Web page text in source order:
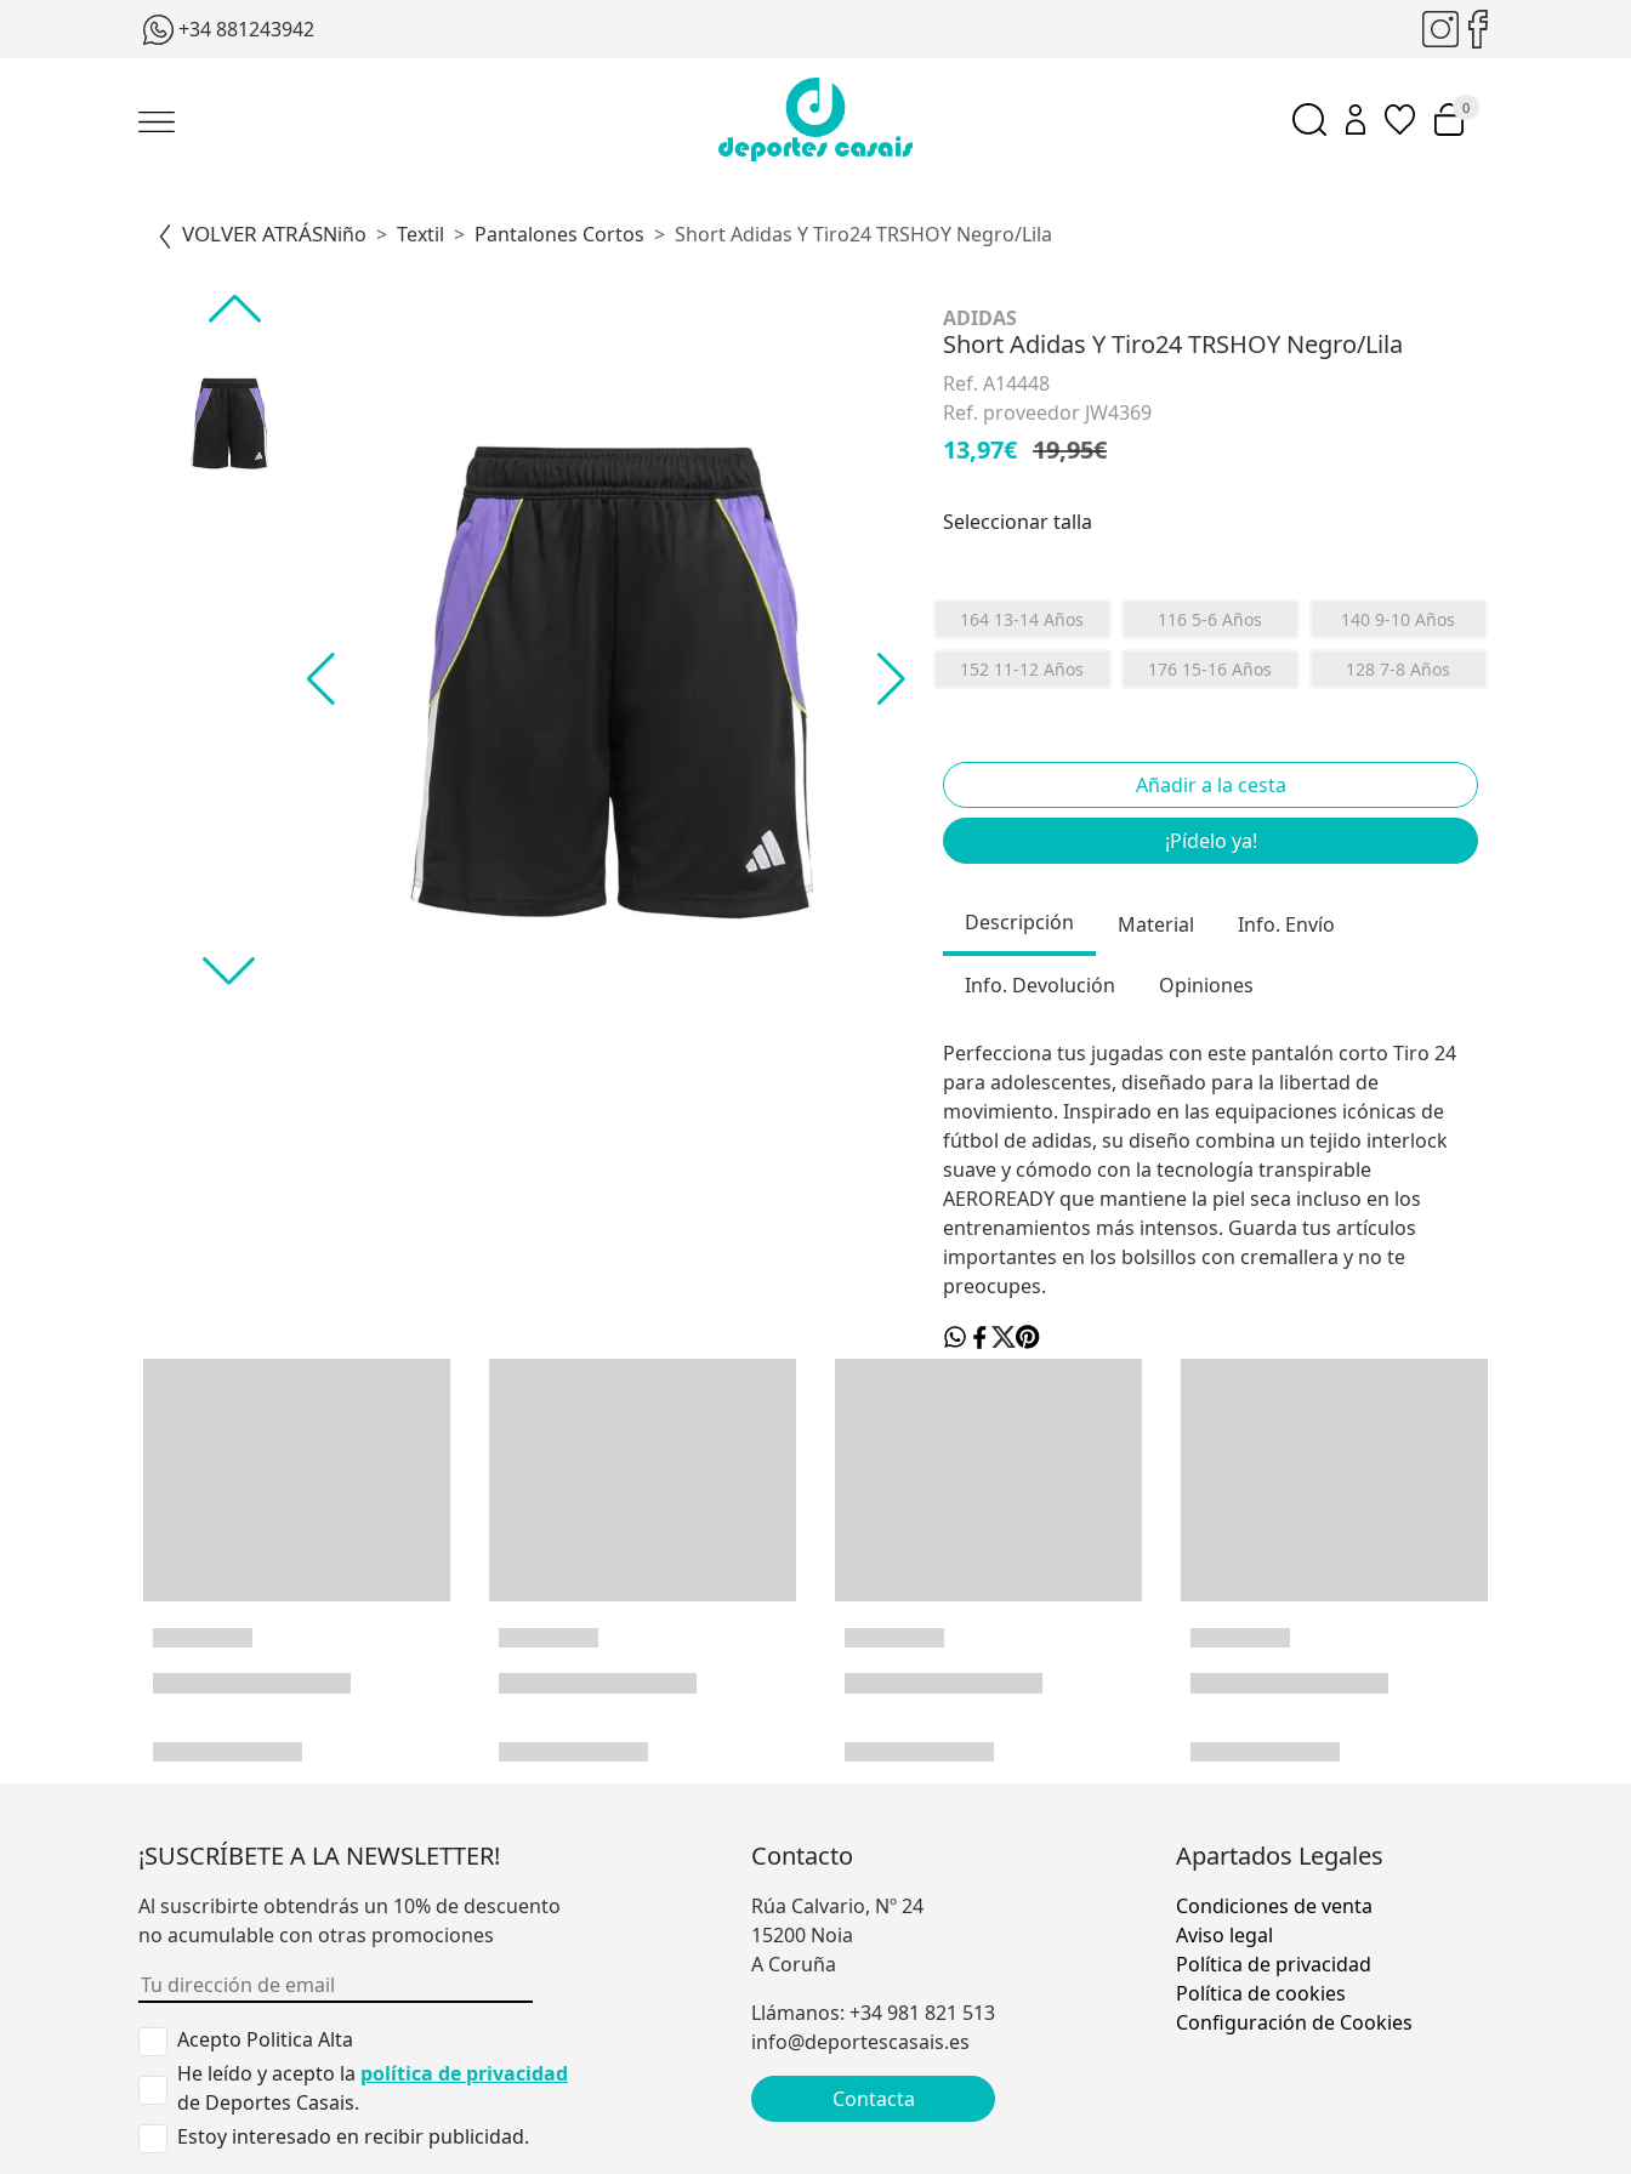
+34 881243942
0
VOLVER ATRÁSNiño Textil Pantalones Cortos Short Adidas Y Tiro24 TRSHOY Negro/Lila
ADIDAS
Short Adidas Y Tiro24 TRSHOY Negro/Lila
Ref. A14448
Ref. proveedor JW4369
13,97€ 19,95€
Seleccionar talla
164 13-14 Años 116 5-6 Años 140 9-10 Años
152 11-12 Años 176 15-16 Años 128 7-8 Años
¡Pídelo ya!
Descripción Material Info. Envío
Info. Devolución Opiniones
Perfecciona tus jugadas con este pantalón corto Tiro 24
para adolescentes, diseñado para la libertad de
movimiento. Inspirado en las equipaciones icónicas de
fútbol de adidas, su diseño combina un tejido interlock
suave y cómodo con la tecnología transpirable
AEROREADY que mantiene la piel seca incluso en los
entrenamientos más intensos. Guarda tus artículos
importantes en los bolsillos con cremallera y no te
preocupes.
¡SUSCRÍBETE A LA NEWSLETTER!
Al suscribirte obtendrás un 10% de descuento
no acumulable con otras promociones
Acepto Politica Alta
He leído y acepto la política de privacidad
de Deportes Casais.
Estoy interesado en recibir publicidad.
Contacto
Rúa Calvario, Nº 24
15200 Noia
A Coruña
Llámanos: +34 981 821 513
info@deportescasais.es
Contacta
Apartados Legales
Condiciones de venta
Aviso legal
Política de privacidad
Política de cookies
Configuración de Cookies